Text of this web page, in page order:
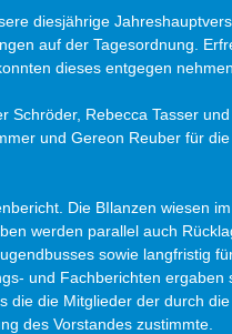
diesjährige
auf der Tagesordnung.
dieses entgegen
Schröder, Rebecca Tasser
und Gereon Reuber für
Die BIlanzen wiesen im
werden parallel auch
sowie langfristig
und Fachberichten ergaben
die die Mitglieder der durch die
des Vorstandes zustimmte.